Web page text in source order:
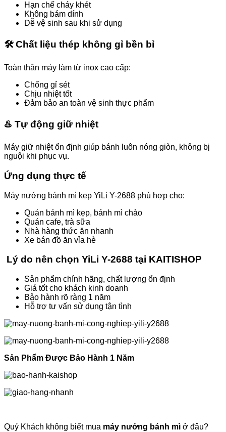
Hạn chế cháy khét
Không bám dính
Dễ vệ sinh sau khi sử dụng
🛠️ Chất liệu thép không gỉ bền bỉ
Toàn thân máy làm từ inox cao cấp:
Chống gỉ sét
Chịu nhiệt tốt
Đảm bảo an toàn vệ sinh thực phẩm
♨️ Tự động giữ nhiệt
Máy giữ nhiệt ổn định giúp bánh luôn nóng giòn, không bị
nguội khi phục vụ.
Ứng dụng thực tế
Máy nướng bánh mì kẹp YiLi Y-2688 phù hợp cho:
Quán bánh mì kẹp, bánh mì chảo
Quán cafe, trà sữa
Nhà hàng thức ăn nhanh
Xe bán đồ ăn vỉa hè
Lý do nên chọn YiLi Y-2688 tại KAITISHOP
Sản phẩm chính hãng, chất lượng ổn định
Giá tốt cho khách kinh doanh
Bảo hành rõ ràng 1 năm
Hỗ trợ tư vấn sử dụng tận tình
Sản Phẩm Được Bảo Hành 1 Năm
Quý Khách không biết mua máy nướng bánh mì ở đâu?